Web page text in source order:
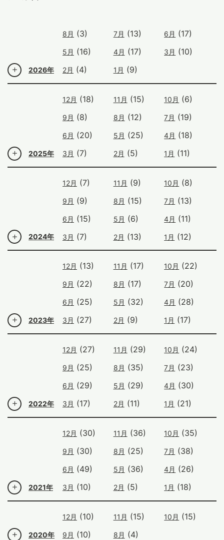
2026年
8月 (3) 7月 (13) 6月 (17)
5月 (16) 4月 (17) 3月 (10)
2月 (4) 1月 (9)
2025年
12月 (18) 11月 (15) 10月 (6)
9月 (8) 8月 (12) 7月 (19)
6月 (20) 5月 (25) 4月 (18)
3月 (7) 2月 (5) 1月 (11)
2024年
12月 (7) 11月 (9) 10月 (8)
9月 (9) 8月 (15) 7月 (13)
6月 (15) 5月 (6) 4月 (11)
3月 (7) 2月 (13) 1月 (12)
2023年
12月 (13) 11月 (17) 10月 (22)
9月 (22) 8月 (17) 7月 (20)
6月 (25) 5月 (32) 4月 (28)
3月 (27) 2月 (9) 1月 (17)
2022年
12月 (27) 11月 (29) 10月 (24)
9月 (25) 8月 (35) 7月 (23)
6月 (29) 5月 (29) 4月 (30)
3月 (17) 2月 (11) 1月 (21)
2021年
12月 (30) 11月 (36) 10月 (35)
9月 (30) 8月 (25) 7月 (38)
6月 (49) 5月 (36) 4月 (26)
3月 (10) 2月 (5) 1月 (18)
2020年
12月 (10) 11月 (15) 10月 (15)
9月 (10) 8月 (4)